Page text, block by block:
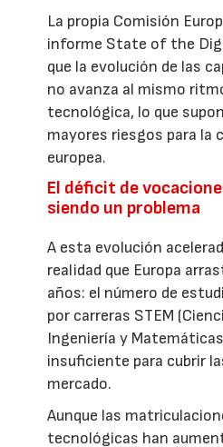
La propia Comisión
informe State of the
que la evolución de las
no avanza al mismo
tecnológica, lo que
mayores riesgos para la
europea.
El déficit de
siendo un problema
A esta evolución
realidad que Europa
años: el número de
por carreras STEM
Ingeniería y
insuficiente para cubrir
mercado.
Aunque las
tecnológicas han